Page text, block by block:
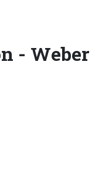
- Weber